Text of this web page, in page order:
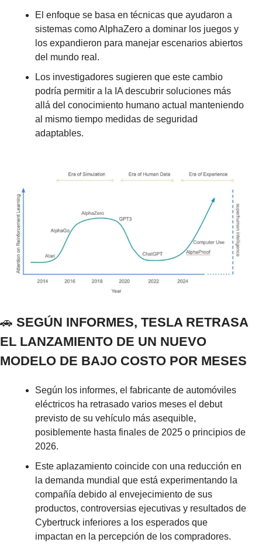
El enfoque se basa en técnicas que ayudaron a
sistemas como AlphaZero a dominar los juegos y
los expandieron para manejar escenarios abiertos
del mundo real.
Los investigadores sugieren que este cambio
podría permitir a la IA descubrir soluciones más
allá del conocimiento humano actual manteniendo
al mismo tiempo medidas de seguridad
adaptables.
🚗 SEGÚN INFORMES, TESLA RETRASA
EL LANZAMIENTO DE UN NUEVO
MODELO DE BAJO COSTO POR MESES
Según los informes, el fabricante de automóviles
eléctricos ha retrasado varios meses el debut
previsto de su vehículo más asequible,
posiblemente hasta finales de 2025 o principios de
2026.
Este aplazamiento coincide con una reducción en
la demanda mundial que está experimentando la
compañía debido al envejecimiento de sus
productos, controversias ejecutivas y resultados de
Cybertruck inferiores a los esperados que
impactan en la percepción de los compradores.